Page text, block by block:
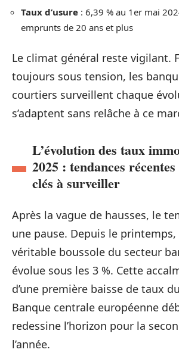
Taux d’usure : 6,39 % au 1er mai
emprunts de 20 ans et plus
Le climat général reste vigilant.
toujours sous tension, les
courtiers surveillent chaque
s’adaptent sans relâche à ce
L’évolution des taux
2025 : tendances
clés à surveiller
Après la vague de hausses, le
une pause. Depuis le printemps,
véritable boussole du secteur
évolue sous les 3 %. Cette
d’une première baisse de taux
Banque centrale européenne
redessine l’horizon pour la
l’année.